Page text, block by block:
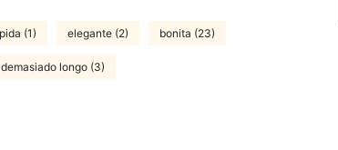
(1) elegante (2) bonita (23)
demasiado longo (3)